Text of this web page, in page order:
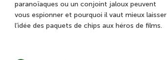
paranoïaques ou un conjoint jaloux peuvent
vous espionner et pourquoi il vaut mieux laisser
l’idée des paquets de chips aux héros de films.